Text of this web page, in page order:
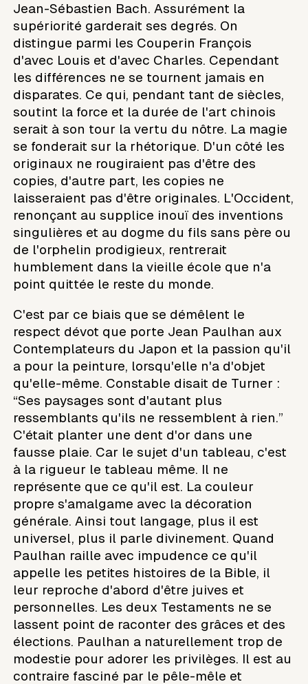
Jean-Sébastien Bach. Assurément la
supériorité garderait ses degrés. On
distingue parmi les Couperin François
d'avec Louis et d'avec Charles. Cependant
les différences ne se tournent jamais en
disparates. Ce qui, pendant tant de siècles,
soutint la force et la durée de l'art chinois
serait à son tour la vertu du nôtre. La magie
se fonderait sur la rhétorique. D'un côté les
originaux ne rougiraient pas d'être des
copies, d'autre part, les copies ne
laisseraient pas d'être originales. L'Occident,
renonçant au supplice inouï des inventions
singulières et au dogme du fils sans père ou
de l'orphelin prodigieux, rentrerait
humblement dans la vieille école que n'a
point quittée le reste du monde.
C'est par ce biais que se démêlent le
respect dévot que porte Jean Paulhan aux
Contemplateurs du Japon et la passion qu'il
a pour la peinture, lorsqu'elle n'a d'objet
qu'elle-même. Constable disait de Turner :
“Ses paysages sont d'autant plus
ressemblants qu'ils ne ressemblent à rien.”
C'était planter une dent d'or dans une
fausse plaie. Car le sujet d'un tableau, c'est
à la rigueur le tableau même. Il ne
représente que ce qu'il est. La couleur
propre s'amalgame avec la décoration
générale. Ainsi tout langage, plus il est
universel, plus il parle divinement. Quand
Paulhan raille avec impudence ce qu'il
appelle les petites histoires de la Bible, il
leur reproche d'abord d'être juives et
personnelles. Les deux Testaments ne se
lassent point de raconter des grâces et des
élections. Paulhan a naturellement trop de
modestie pour adorer les privilèges. Il est au
contraire fasciné par le pêle-mêle et